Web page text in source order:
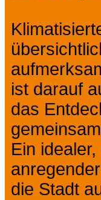
ist darauf
das
Ein
die Stadt